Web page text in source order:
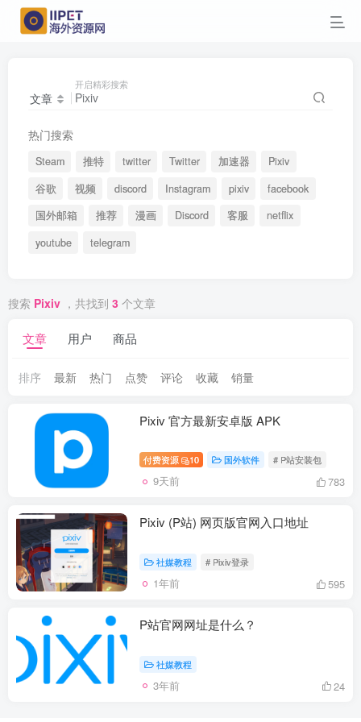
文章
开启精彩搜索
热门搜索
Steam 推特 twitter Twitter 加速器
Pixiv
谷歌
视频 discord Instagram pixiv
facebook
国外邮箱
推荐 漫画 Discord 客服
netflix
youtube
telegram
搜索 Pixiv ，共找到 3 个文章
文章 用户 商品
排序 最新 热门 点赞 评论 收藏 销量
Pixiv 官方最新安卓版 APK
付费资源 10 国外软件 # P站安装包
9天前 783
Pixiv (P站) 网页版官网入口地址
社媒教程 # Pixiv登录
1年前 595
P站官网网址是什么？
社媒教程
3年前 24